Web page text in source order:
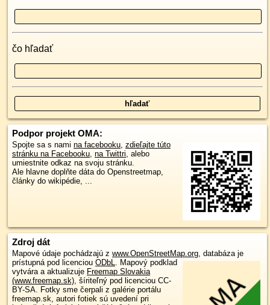
čo hľadať
Podpor projekt OMA:
Spojte sa s nami na facebooku, zdieľajte túto
stránku na Facebooku, na Twittri, alebo
umiestnite odkaz na svoju stránku.
Ale hlavne doplňte dáta do Openstreetmap,
články do wikipédie, ...
Zdroj dát
Mapové údaje pochádzajú z www.OpenStreetMap.org, databáza je
prístupná pod licenciou ODbL. Mapový podklad
vytvára a aktualizuje Freemap Slovakia
(www.freemap.sk), šíriteľný pod licenciou CC-
BY-SA. Fotky sme čerpali z galérie portálu
freemap.sk, autori fotiek sú uvedení pri